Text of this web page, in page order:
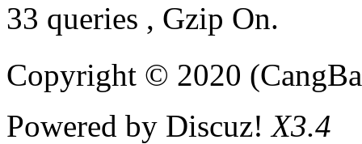
33 queries , Gzip On.
Copyright © 2020
Powered by Discuz!X3.4